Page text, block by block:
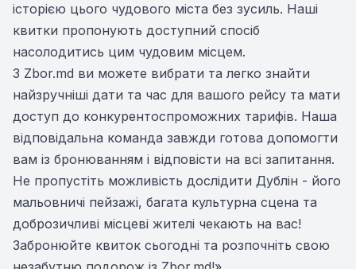
історією цього чудового міста без зусиль. Наші
квитки пропонують доступний спосіб
насолодитись цим чудовим місцем.
З Zbor.md ви можете вибрати та легко знайти
найзручніші дати та час для вашого рейсу та мати
доступ до конкурентоспроможних тарифів. Наша
відповідальна команда завжди готова допомогти
вам із бронюванням і відповісти на всі запитання.
Не пропустіть можливість дослідити Дублін - його
мальовничі пейзажі, багата культурна сцена та
доброзичливі місцеві жителі чекають на вас!
Забронюйте квиток сьогодні та розпочніть свою